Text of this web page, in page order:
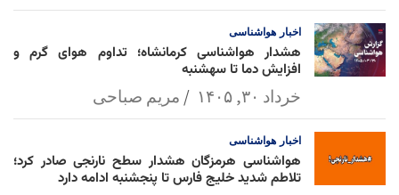
اخبار هواشناسی
هشدار هواشناسی کرمانشاه؛ تداوم هوای گرم و
افزایش دما تا سهشنبه
خرداد ۳۰, ۱۴۰۵ مریم صباحی
اخبار هواشناسی
هواشناسی هرمزگان هشدار سطح نارنجی صادر کرد؛
تلاطم شدید خلیج فارس تا پنجشنبه ادامه دارد